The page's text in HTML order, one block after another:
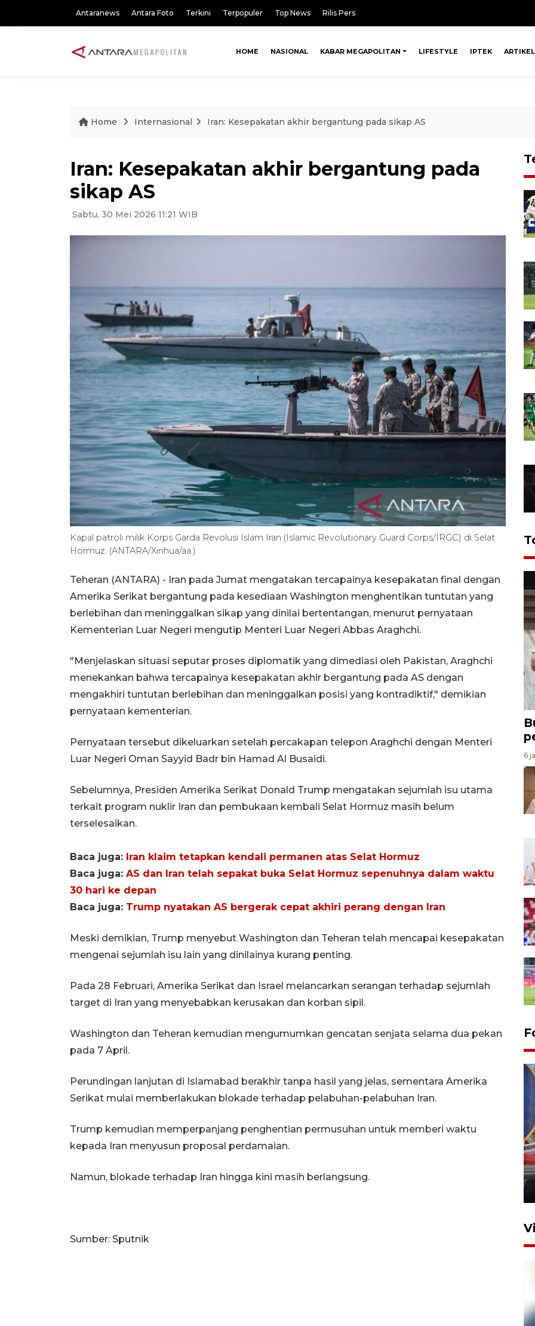
Antaranews Antara Foto Terkini Terpopuler Top News Rilis Pers
HOME NASIONAL KABAR MEGAPOLITAN LIFESTYLE IPTEK ARTIKEL
Home Internasional Iran: Kesepakatan akhir bergantung pada sikap AS
Iran: Kesepakatan akhir bergantung pada
sikap AS
Sabtu, 30 Mei 2026 11:21 WIB
Kapal patroli milik Korps Garda Revolusi Islam Iran (Islamic Revolutionary Guard Corps/IRGC) di Selat
Hormuz. (ANTARA/Xinhua/aa.)
Teheran (ANTARA) - Iran pada Jumat mengatakan tercapainya kesepakatan final dengan
Amerika Serikat bergantung pada kesediaan Washington menghentikan tuntutan yang
berlebihan dan meninggalkan sikap yang dinilai bertentangan, menurut pernyataan
Kementerian Luar Negeri mengutip Menteri Luar Negeri Abbas Araghchi.
"Menjelaskan situasi seputar proses diplomatik yang dimediasi oleh Pakistan, Araghchi
menekankan bahwa tercapainya kesepakatan akhir bergantung pada AS dengan
mengakhiri tuntutan berlebihan dan meninggalkan posisi yang kontradiktif," demikian
pernyataan kementerian.
Pernyataan tersebut dikeluarkan setelah percakapan telepon Araghchi dengan Menteri
Luar Negeri Oman Sayyid Badr bin Hamad Al Busaidi.
Sebelumnya, Presiden Amerika Serikat Donald Trump mengatakan sejumlah isu utama
terkait program nuklir Iran dan pembukaan kembali Selat Hormuz masih belum
terselesaikan.
Baca juga: Iran klaim tetapkan kendali permanen atas Selat Hormuz
Baca juga: AS dan Iran telah sepakat buka Selat Hormuz sepenuhnya dalam waktu
30 hari ke depan
Baca juga: Trump nyatakan AS bergerak cepat akhiri perang dengan Iran
Meski demikian, Trump menyebut Washington dan Teheran telah mencapai kesepakatan
mengenai sejumlah isu lain yang dinilainya kurang penting.
Pada 28 Februari, Amerika Serikat dan Israel melancarkan serangan terhadap sejumlah
target di Iran yang menyebabkan kerusakan dan korban sipil.
Washington dan Teheran kemudian mengumumkan gencatan senjata selama dua pekan
pada 7 April.
Perundingan lanjutan di Islamabad berakhir tanpa hasil yang jelas, sementara Amerika
Serikat mulai memberlakukan blokade terhadap pelabuhan-pelabuhan Iran.
Trump kemudian memperpanjang penghentian permusuhan untuk memberi waktu
kepada Iran menyusun proposal perdamaian.
Namun, blokade terhadap Iran hingga kini masih berlangsung.
Sumber: Sputnik
6
Stasiun Bogor